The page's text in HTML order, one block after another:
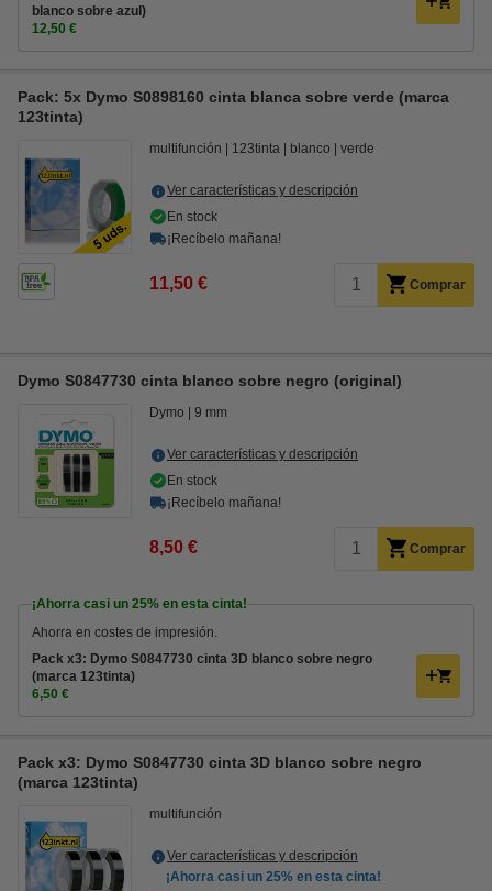
blanco sobre azul)
12,50 €
Pack: 5x Dymo S0898160 cinta blanca sobre verde (marca
123tinta)
multifunción 123tinta blanco verde
Ver características y descripción
En stock
¡Recíbelo mañana!
11,50 € Comprar
Dymo S0847730 cinta blanco sobre negro (original)
Dymo 9 mm
Ver características y descripción
En stock
¡Recíbelo mañana!
8,50 € Comprar
¡Ahorra casi un 25% en esta cinta!
Ahorra en costes de impresión.
Pack x3: Dymo S0847730 cinta 3D blanco sobre negro
(marca 123tinta)
6,50 €
Pack x3: Dymo S0847730 cinta 3D blanco sobre negro
(marca 123tinta)
multifunción
Ver características y descripción
¡Ahorra casi un 25% en esta cinta!